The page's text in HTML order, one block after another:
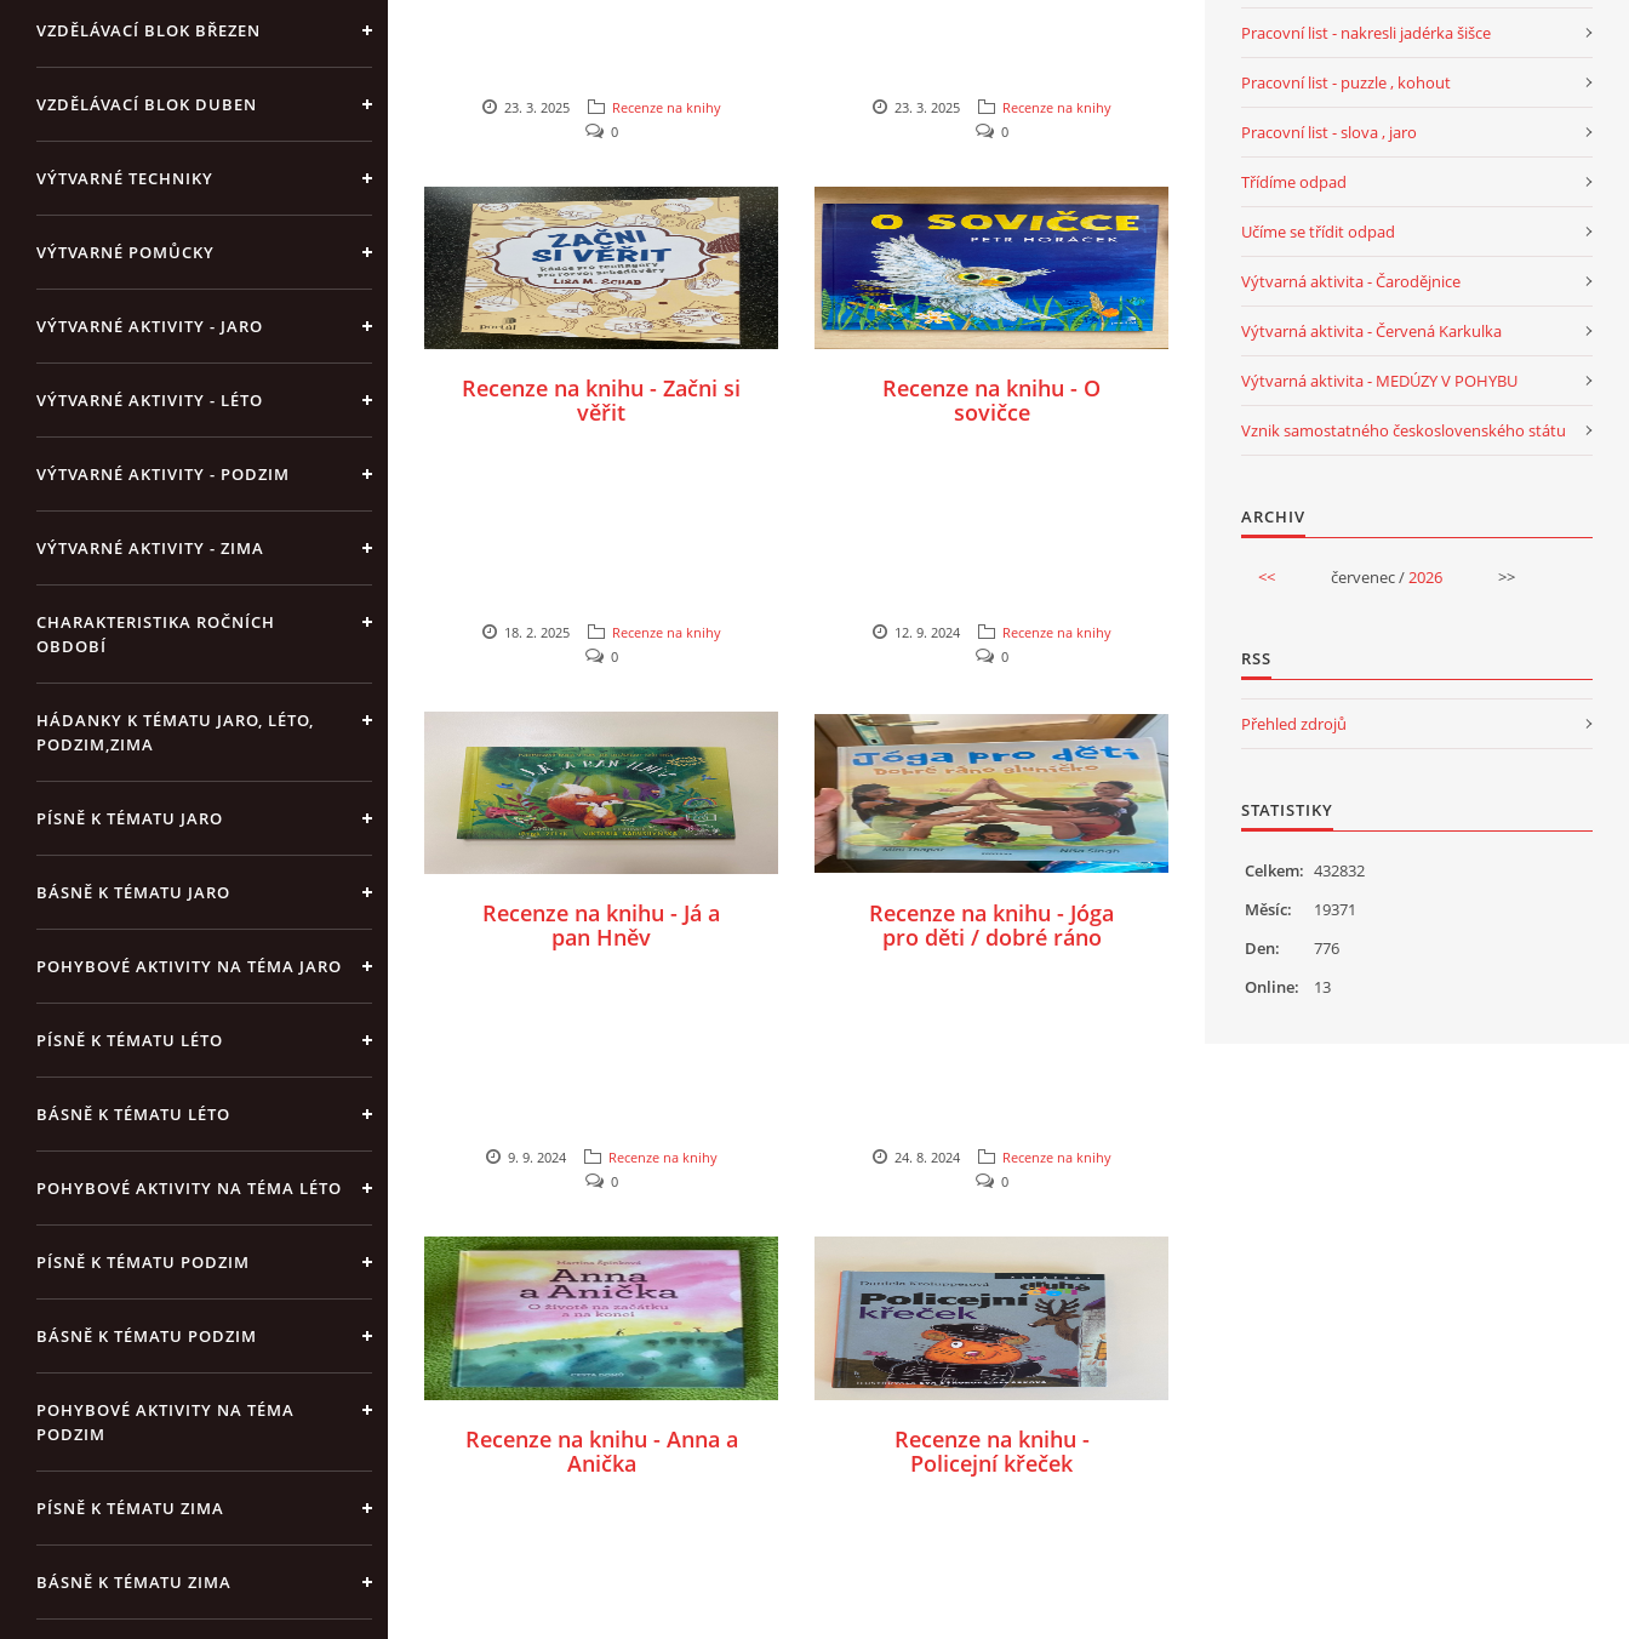
VZDĚLÁVACÍ BLOK BŘEZEN
VZDĚLÁVACÍ BLOK DUBEN
VÝTVARNÉ TECHNIKY
VÝTVARNÉ POMŮCKY
VÝTVARNÉ AKTIVITY - JARO
VÝTVARNÉ AKTIVITY - LÉTO
VÝTVARNÉ AKTIVITY - PODZIM
VÝTVARNÉ AKTIVITY - ZIMA
CHARAKTERISTIKA ROČNÍCH
OBDOBÍ
HÁDANKY K TÉMATU JARO, LÉTO,
PODZIM,ZIMA
PÍSNĚ K TÉMATU JARO
BÁSNĚ K TÉMATU JARO
POHYBOVÉ AKTIVITY NA TÉMA JARO
PÍSNĚ K TÉMATU LÉTO
BÁSNĚ K TÉMATU LÉTO
POHYBOVÉ AKTIVITY NA TÉMA LÉTO
PÍSNĚ K TÉMATU PODZIM
BÁSNĚ K TÉMATU PODZIM
POHYBOVÉ AKTIVITY NA TÉMA
PODZIM
PÍSNĚ K TÉMATU ZIMA
BÁSNĚ K TÉMATU ZIMA
23. 3. 2025
Recenze na knihy
0
23. 3. 2025
Recenze na knihy
0
Recenze na knihu - Začni si
věřit
18. 2. 2025
Recenze na knihy
0
Recenze na knihu - O
sovičce
12. 9. 2024
Recenze na knihy
0
Recenze na knihu - Já a
pan Hněv
9. 9. 2024
Recenze na knihy
0
Recenze na knihu - Jóga
pro děti / dobré ráno
24. 8. 2024
Recenze na knihy
0
Recenze na knihu - Anna a
Anička
Recenze na knihu -
Policejní křeček
Pracovní list - nakresli jadérka šišce
Pracovní list - puzzle , kohout
Pracovní list - slova , jaro
Třídíme odpad
Učíme se třídit odpad
Výtvarná aktivita - Čarodějnice
Výtvarná aktivita - Červená Karkulka
Výtvarná aktivita - MEDÚZY V POHYBU
Vznik samostatného československého státu
ARCHIV
<< červenec / 2026 >>
RSS
Přehled zdrojů
STATISTIKY
Online: 13
Celkem: 432832
Měsíc:
19371
Den:
776